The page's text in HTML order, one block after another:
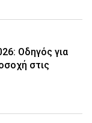
Οδηγός για
στις